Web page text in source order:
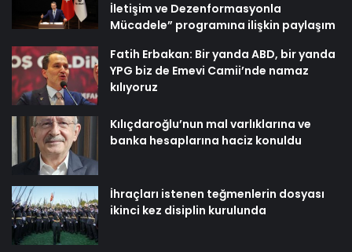
İletişim ve Dezenformasyonla
Mücadele” programına ilişkin paylaşım
Fatih Erbakan: Bir yanda ABD, bir yanda
YPG biz de Emevi Camii’nde namaz
kılıyoruz
Kılıçdaroğlu’nun mal varlıklarına ve
banka hesaplarına haciz konuldu
İhraçları istenen teğmenlerin dosyası
ikinci kez disiplin kurulunda